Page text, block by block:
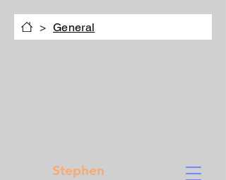
> General
Stephen